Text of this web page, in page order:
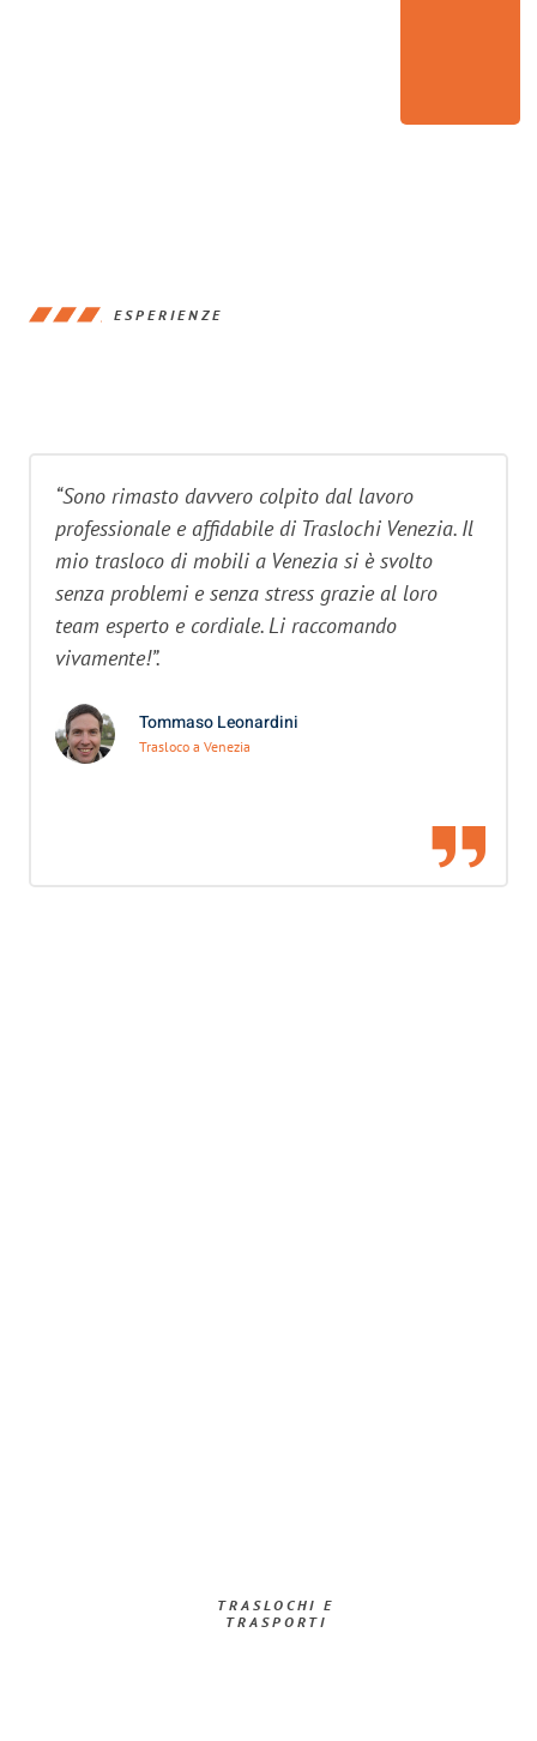
ESPERIENZE
“Sono rimasto davvero colpito dal lavoro
professionale e affidabile di Traslochi Venezia. Il
mio trasloco di mobili a Venezia si è svolto
senza problemi e senza stress grazie al loro
team esperto e cordiale. Li raccomando
vivamente!”.
Tommaso Leonardini
Trasloco a Venezia
TRASLOCHI E
TRASPORTI​